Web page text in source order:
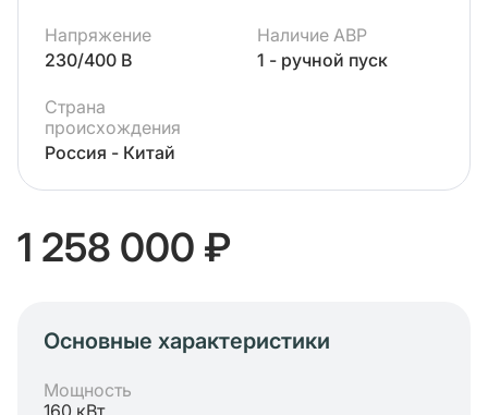
Напряжение
230/400 В
Наличие АВР
1 - ручной пуск
Страна
происхождения
Россия - Китай
1 258 000 ₽
Основные характеристики
Мощность
160 кВт